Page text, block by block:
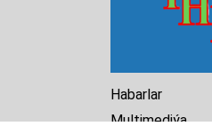
Habarlar
Multimediýa